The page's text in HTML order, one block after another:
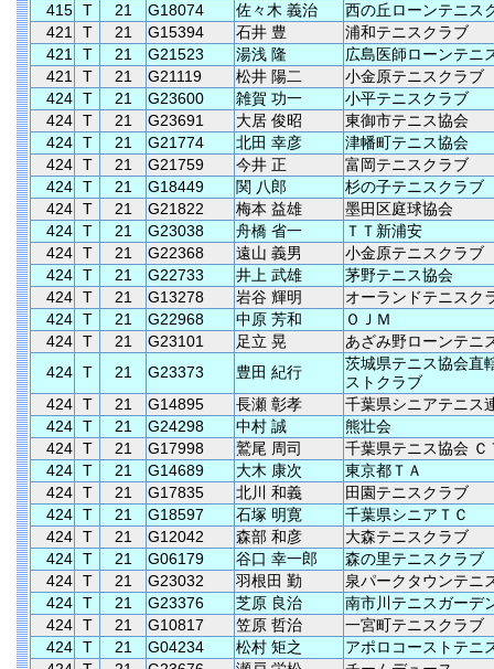
415 T 21 G18074 佐々木 義治
西の丘ローンテニス
421
T 21 G15394 石井 豊
浦和テニスクラブ
421
T 21 G21523 湯浅 隆
広島医師ローンテニ
421
T 21 G21119 松井 陽二
小金原テニスクラブ
424 T 21 G23600 雑賀 功一
小平テニスクラブ
424 T 21 G23691 大居 俊昭
東御市テニス協会
424 T 21 G21774 北田 幸彦
津幡町テニス協会
424 T 21 G21759 今井 正
富岡テニスクラブ
424 T 21 G18449 関 八郎
杉の子テニスクラブ
424 T 21 G21822 梅本 益雄
墨田区庭球協会
424 T 21 G23038 舟橋 省一
ＴＴ新浦安
424 T 21 G22368 遠山 義男
小金原テニスクラブ
424 T 21 G22733 井上 武雄
茅野テニス協会
424 T 21 G13278 岩谷 輝明
オーランドテニスク
424 T 21 G22968 中原 芳和
ＯＪＭ
424 T 21 G23101 足立 晃
あざみ野ローンテニ
424 T 21 G23373 豊田 紀行
茨城県テニス協会直
ストクラブ
424 T 21 G14895 長瀬 彰孝
千葉県シニアテニス
424 T 21 G24298 中村 誠
熊壮会
424 T 21 G17998 鷲尾 周司
千葉県テニス協会 Ｃ
424 T 21 G14689 大木 康次
東京都ＴＡ
424 T 21 G17835 北川 和義
田園テニスクラブ
424 T 21 G18597 石塚 明寛
千葉県シニアＴＣ
424 T 21 G12042 森部 和彦
大森テニスクラブ
424 T 21 G06179 谷口 幸一郎
森の里テニスクラブ
424 T 21 G23032 羽根田 勤
泉パークタウンテニ
424 T 21 G23376 芝原 良治
南市川テニスガーデ
424 T 21 G10817 笠原 哲治
一宮町テニスクラブ
424 T 21 G04234 松村 矩之
アポロコーストテニ